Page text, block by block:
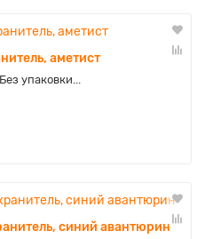
аметист
упаковки...
синий авантюрин